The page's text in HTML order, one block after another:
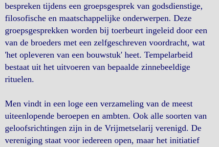
bespreken tijdens een groepsgesprek van godsdienstige,
filosofische en maatschappelijke onderwerpen. Deze
groepsgesprekken worden bij toerbeurt ingeleid door een
van de broeders met een zelfgeschreven voordracht, wat
'het opleveren van een bouwstuk' heet. Tempelarbeid
bestaat uit het uitvoeren van bepaalde zinnebeeldige
rituelen.
Men vindt in een loge een verzameling van de meest
uiteenlopende beroepen en ambten. Ook alle soorten van
geloofsrichtingen zijn in de Vrijmetselarij verenigd. De
vereniging staat voor iedereen open, maar het initiatief